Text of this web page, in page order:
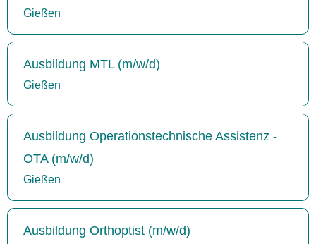
Gießen
Ausbildung MTL (m/w/d)
Gießen
Ausbildung Operationstechnische Assistenz -
OTA (m/w/d)
Gießen
Ausbildung Orthoptist (m/w/d)